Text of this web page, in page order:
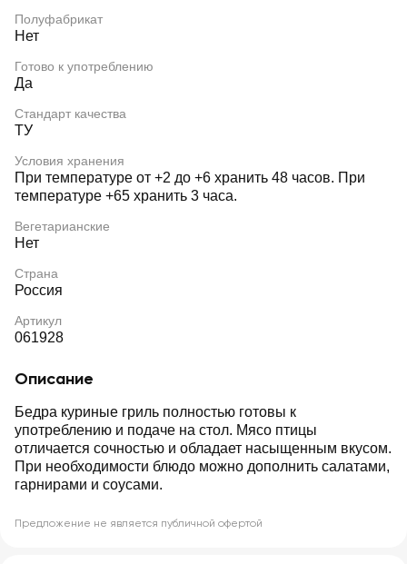
Полуфабрикат
Нет
Готово к употреблению
Да
Стандарт качества
ТУ
Условия хранения
При температуре от +2 до +6 хранить 48 часов. При
температуре +65 хранить 3 часа.
Вегетарианские
Нет
Страна
Россия
Артикул
061928
Описание
Бедра куриные гриль полностью готовы к
употреблению и подаче на стол. Мясо птицы
отличается сочностью и обладает насыщенным вкусом.
При необходимости блюдо можно дополнить салатами,
гарнирами и соусами.
Предложение не является публичной офертой